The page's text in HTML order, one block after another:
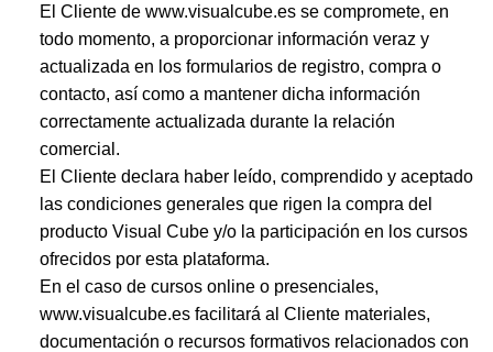
El Cliente de www.visualcube.es se compromete, en
todo momento, a proporcionar información veraz y
actualizada en los formularios de registro, compra o
contacto, así como a mantener dicha información
correctamente actualizada durante la relación
comercial.
El Cliente declara haber leído, comprendido y aceptado
las condiciones generales que rigen la compra del
producto Visual Cube y/o la participación en los cursos
ofrecidos por esta plataforma.
En el caso de cursos online o presenciales,
www.visualcube.es facilitará al Cliente materiales,
documentación o recursos formativos relacionados con